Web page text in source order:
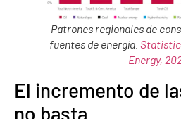
Patrones regionales de
fuentes de energía.
Energy,
El incremento de
no basta